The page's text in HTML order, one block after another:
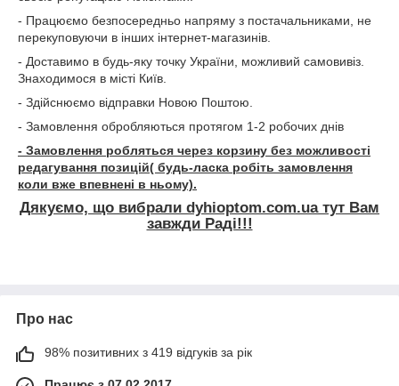
- Працюємо безпосередньо напряму з постачальниками, не
перекуповуючи в інших інтернет-магазинів.
- Доставимо в будь-яку точку України, можливий самовивіз.
Знаходимося в місті Київ.
- Здійснюємо відправки Новою Поштою.
- Замовлення обробляються протягом 1-2 робочих днів
- Замовлення робляться через корзину без можливості
редагування позицій( будь-ласка робіть замовлення
коли вже впевнені в ньому).
Дякуємо, що вибрали dyhioptom.com.ua тут Вам
завжди Раді!!!
Про нас
98% позитивних з 419 відгуків за рік